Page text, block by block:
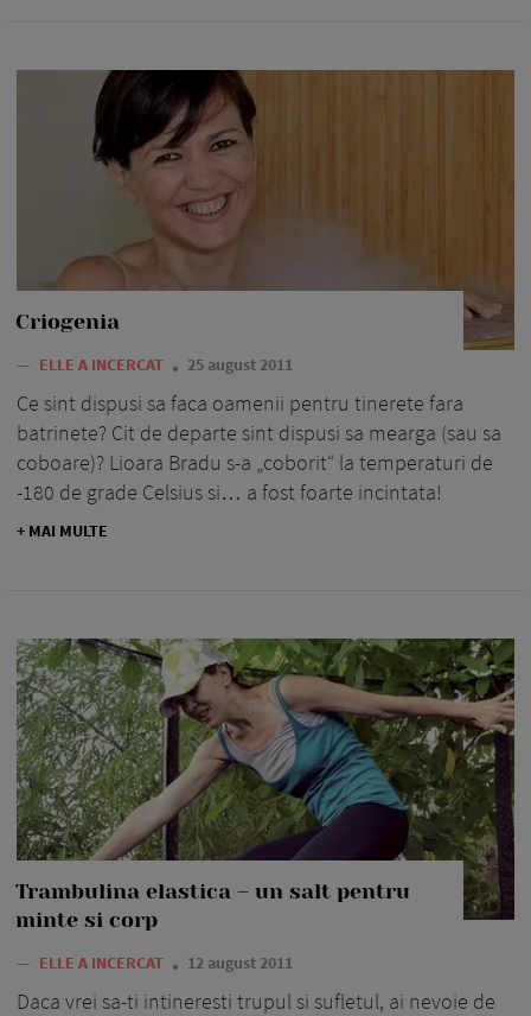
Criogenia
— ELLE A INCERCAT 25 august 2011
Ce sint dispusi sa faca oamenii pentru tinerete fara
batrinete? Cit de departe sint dispusi sa mearga (sau sa
coboare)? Lioara Bradu s-a „coborit“ la temperaturi de
-180 de grade Celsius si… a fost foarte incintata!
+ MAI MULTE
Trambulina elastica – un salt pentru
minte si corp
— ELLE A INCERCAT 12 august 2011
Daca vrei sa-ti intineresti trupul si sufletul, ai nevoie de